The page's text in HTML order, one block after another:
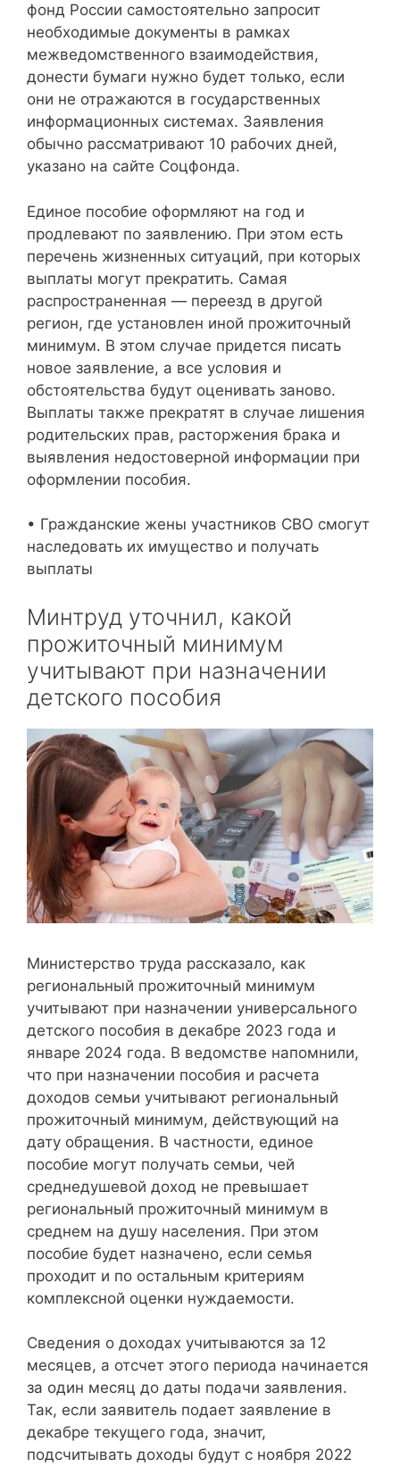
фонд России самостоятельно запросит
необходимые документы в рамках
межведомственного взаимодействия,
донести бумаги нужно будет только, если
они не отражаются в государственных
информационных системах. Заявления
обычно рассматривают 10 рабочих дней,
указано на сайте Соцфонда.
Единое пособие оформляют на год и
продлевают по заявлению. При этом есть
перечень жизненных ситуаций, при которых
выплаты могут прекратить. Самая
распространенная — переезд в другой
регион, где установлен иной прожиточный
минимум. В этом случае придется писать
новое заявление, а все условия и
обстоятельства будут оценивать заново.
Выплаты также прекратят в случае лишения
родительских прав, расторжения брака и
выявления недостоверной информации при
оформлении пособия.
• Гражданские жены участников СВО смогут
наследовать их имущество и получать
выплаты
Минтруд уточнил, какой
прожиточный минимум
учитывают при назначении
детского пособия
Министерство труда рассказало, как
региональный прожиточный минимум
учитывают при назначении универсального
детского пособия в декабре 2023 года и
январе 2024 года. В ведомстве напомнили,
что при назначении пособия и расчета
доходов семьи учитывают региональный
прожиточный минимум, действующий на
дату обращения. В частности, единое
пособие могут получать семьи, чей
среднедушевой доход не превышает
региональный прожиточный минимум в
среднем на душу населения. При этом
пособие будет назначено, если семья
проходит и по остальным критериям
комплексной оценки нуждаемости.
Сведения о доходах учитываются за 12
месяцев, а отсчет этого периода начинается
за один месяц до даты подачи заявления.
Так, если заявитель подает заявление в
декабре текущего года, значит,
подсчитывать доходы будут с ноября 2022